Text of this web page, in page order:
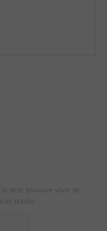
deze browser voor de
plaats.